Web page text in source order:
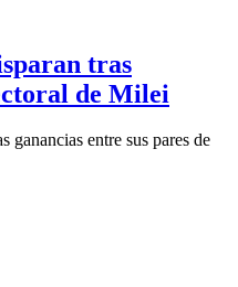
tras
de Milei
ganancias entre sus pares de